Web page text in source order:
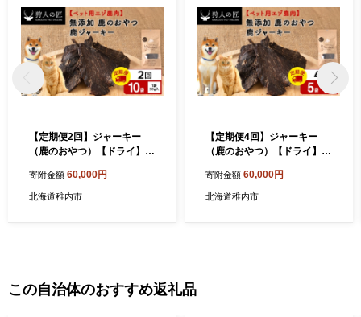
【定期便2回】ジャーキー
（鹿のおやつ）【ドライ】
ペットフード 犬のおやつ 犬
のごはん 無添加 狩人の匠
寄附金額 60,000円
北海道稚内市
【定期便4回】ジャーキー
（鹿のおやつ）【ドライ】
ットフード 犬のおやつ 犬の
ごはん 無添加 狩人の匠
寄附金額 60,000円
北海道稚内市
この自治体のおすすめ返礼品